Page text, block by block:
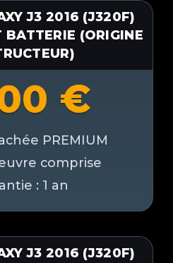
J3 2016 (J320F)
BATTERIE (ORIGINE
€
J3 2016 (J320F)